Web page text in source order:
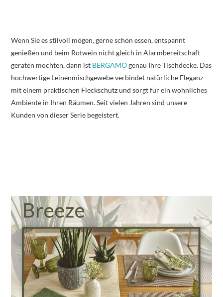
Wenn Sie es stilvoll mögen, gerne schön essen, entspannt
genießen und beim Rotwein nicht gleich in Alarmbereitschaft
geraten möchten, dann ist BERGAMOgenau Ihre Tischdecke. Das
hochwertige Leinenmischgewebe verbindet natürliche Eleganz
mit einem praktischen Fleckschutz und sorgt für ein wohnliches
Ambiente in Ihren Räumen. Seit vielen Jahren sind unsere
Kunden von dieser Serie begeistert.